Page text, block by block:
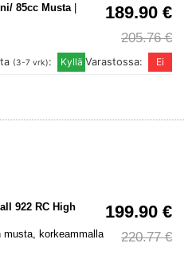
189.90 €
205.76 €
85cc Musta
Varastossa:
(3-7 vrk):
199.90 €
220.77 €
922 RC High
musta, korkeammalla